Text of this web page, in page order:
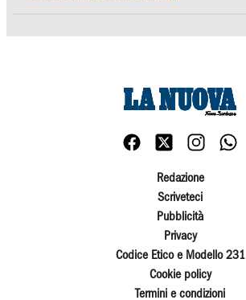
Redazione
Scriveteci
Pubblicità
Privacy
Codice Etico e Modello 231
Cookie policy
Termini e condizioni